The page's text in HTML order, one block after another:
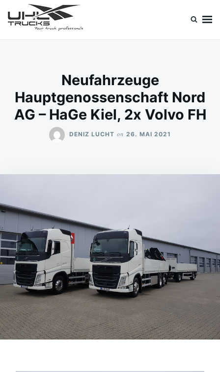
Search
for:
Neufahrzeuge
Hauptgenossenschaft Nord
AG – HaGe Kiel, 2x Volvo FH
DENIZ LUCHT on 26. MAI 2021